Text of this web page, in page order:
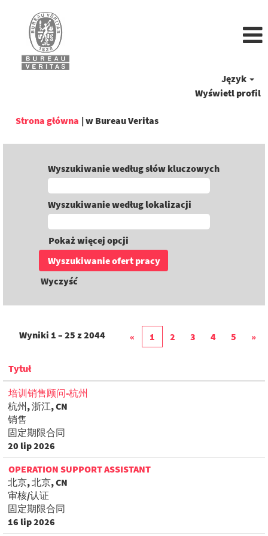
Język
Wyświetl profil
Strona główna | w Bureau Veritas(bieżąca
Wyszukiwanie według słów kluczowych
Wyszukiwanie według lokalizacji
Pokaż więcej opcji
Wyczyść
Wyniki 1 – 25 z2044 « 1 2 3 4 5 »
Tytuł
培训销售顾问-杭州
杭州, 浙江, CN
销售
固定期限合同
20 lip 2026
OPERATION SUPPORT ASSISTANT
北京, 北京, CN
审核/认证
固定期限合同
16 lip 2026